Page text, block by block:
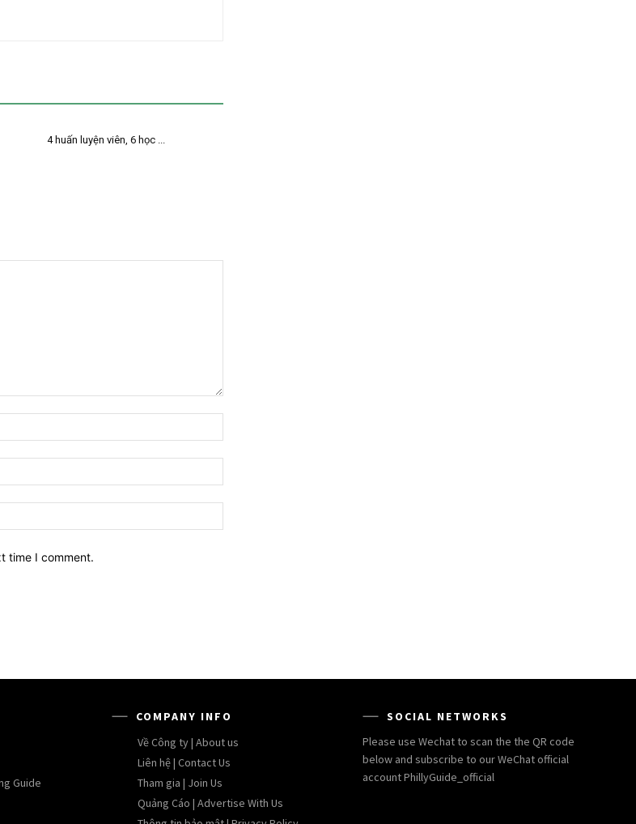
4 huấn luyện viên, 6 học ...
time I comment.
Guide
COMPANY INFO
Về Công ty | About us
Liên hệ | Contact Us
Tham gia | Join Us
Quảng Cáo | Advertise With Us
SOCIAL NETWORKS
Please use Wechat to scan the the QR code
below and subscribe to our WeChat official
account PhillyGuide_official